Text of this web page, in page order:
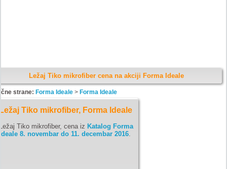
Ležaj Tiko mikrofiber cena na akciji Forma Ideale
strane: Forma Ideale> Forma Ideale
Tiko mikrofiber, Forma Ideale
Tiko mikrofiber, cena iz Katalog Forma
8. novembar do 11. decembar 2016.